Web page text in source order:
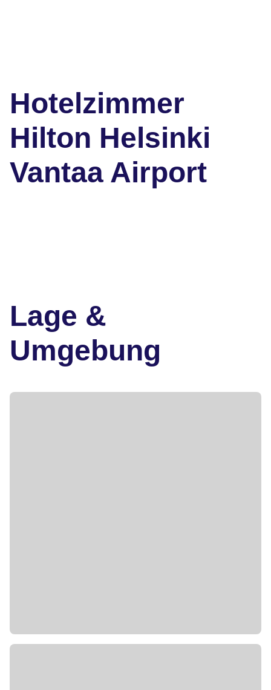
Hotelzimmer
Hilton Helsinki
Vantaa Airport
Lage &
Umgebung